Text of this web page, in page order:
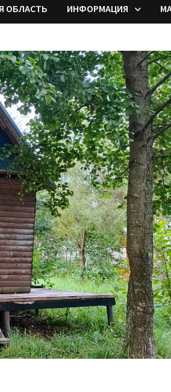
ОБЛАСТЬ ИНФОРМАЦИЯ